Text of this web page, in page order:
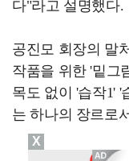
다"라고 설명했다.
공진모 회장의 말
작품을 위한 '밑그
목도 없이 '습작1' '
는 하나의 장르로
X